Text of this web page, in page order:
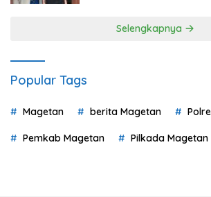
Selengkapnya
Popular Tags
Magetan berita Magetan
Pemkab Magetan Pilkada Magetan